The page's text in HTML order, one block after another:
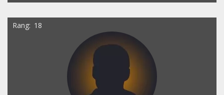
Rang 18